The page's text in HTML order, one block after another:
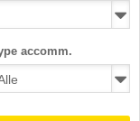
accomm.